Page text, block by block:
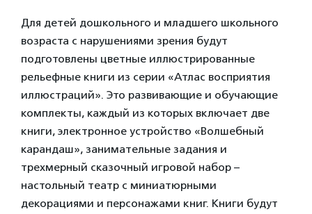
Для детей дошкольного и младшего школьного
возраста с нарушениями зрения будут
подготовлены цветные иллюстрированные
рельефные книги из серии «Атлас восприятия
иллюстраций». Это развивающие и обучающие
комплекты, каждый из которых включает две
книги, электронное устройство «Волшебный
карандаш», занимательные задания и
трехмерный сказочный игровой набор –
настольный театр с миниатюрными
декорациями и персонажами книг. Книги будут